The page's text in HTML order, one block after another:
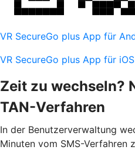
VR SecureGo plus App für
VR SecureGo plus App für iOS
Zeit zu wechseln?
TAN-Verfahren
In der Benutzerverwaltung
Minuten vom SMS-Verfahren